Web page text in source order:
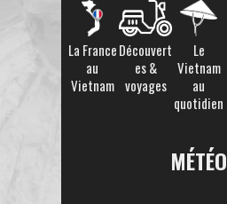
La France
au
Vietnam
Découvert
es &
voyages
Le
Vietnam
au
quotidien
MÉTÉO